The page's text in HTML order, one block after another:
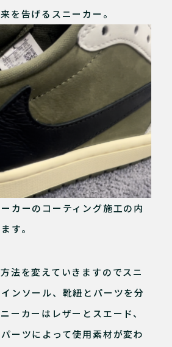
を告げるスニーカー。
カーのコーティング施工の内
す。
法を変えていきますのでスニ
ンソール、靴紐とパーツを分
ーカーはレザーとスエード、
ーツによって使用素材が変わ